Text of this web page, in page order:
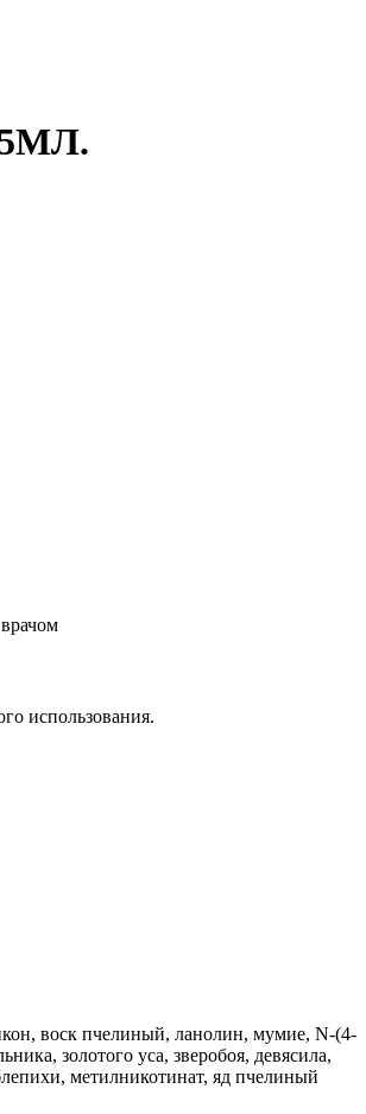
использования.
воск пчелиный, ланолин, мумие, N-(4-
золотого уса, зверобоя, девясила,
метилникотинат, яд пчелиный